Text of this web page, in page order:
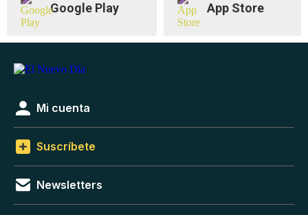
Google Play App Store
Mi cuenta
Suscríbete
Newsletters